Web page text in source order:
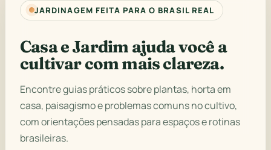
JARDINAGEM FEITA PARA O BRASIL REAL
Casa e Jardim ajuda você a
cultivar com mais clareza.
Encontre guias práticos sobre plantas, horta em
casa, paisagismo e problemas comuns no cultivo,
com orientações pensadas para espaços e rotinas
brasileiras.